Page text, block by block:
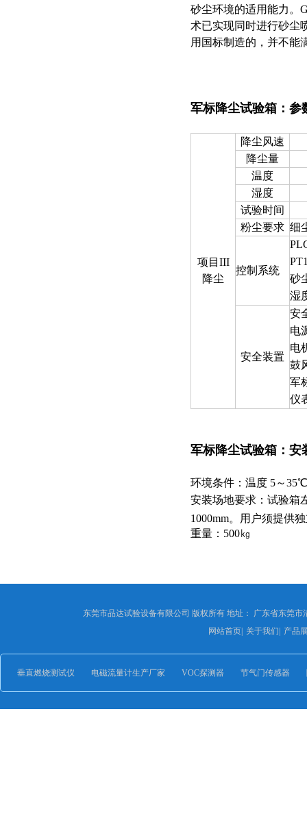
砂尘环境的适用能力。
术已实现同时进行砂尘
用国标制造的，并不能
军标降尘试验箱 ：参
项目III
降尘
降尘风速
降尘量
温度
湿度
试验时间
粉尘要求 细
控制系统
砂
湿
安全装置
安
电
电
鼓
军
仪
军标降尘试验箱 ：
环境条件：温度 5～
安装场地要求：试验箱
1000mm。用户须提供
重量：500㎏
东莞市品达试验设备有限公司 版权所有 地址： 广东省东莞
网站首页| 关于我们 产品
垂直燃烧测试仪 电磁流量计生产厂家 VOC探测器 节气门传感器